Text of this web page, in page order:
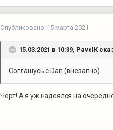
Опубликовано: 15 марта 2021
15.03.2021 в 10:39, PavelK
Соглашусь с Dan (внезапно).
Чёрт! А я уж надеялся на